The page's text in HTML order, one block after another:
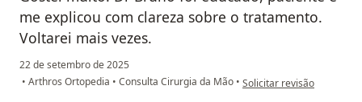
me explicou com clareza sobre o tratamento.
Voltarei mais vezes.
22 de setembro de 2025
• Arthros Ortopedia • Consulta Cirurgia da Mão • na opinião do utilizador
Solicitar revisão